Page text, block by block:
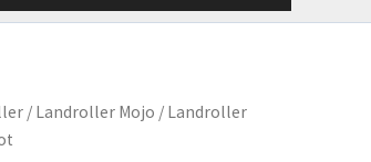
/ Landroller Mojo / Landroller